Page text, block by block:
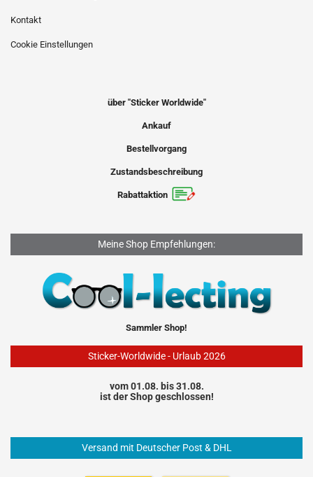
Kontakt
Cookie Einstellungen
über "Sticker Worldwide"
Ankauf
Bestellvorgang
Zustandsbeschreibung
Rabattaktion
Meine Shop Empfehlungen:
Sammler Shop!
Sticker-Worldwide - Urlaub 2026
vom 01.08. bis 31.08.
ist der Shop geschlossen!
Versand mit Deutscher Post & DHL